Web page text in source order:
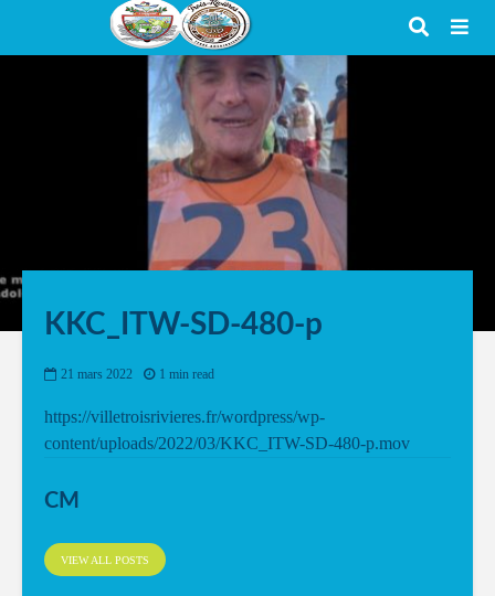
KKC_ITW-SD-480-p
21 mars 2022 1 min read
https://villetroisrivieres.fr/wordpress/wp-
content/uploads/2022/03/KKC_ITW-SD-480-p.mov
CM
VIEW ALL POSTS